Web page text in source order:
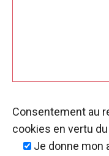
Consentement au
cookies en vertu
Je donne mon